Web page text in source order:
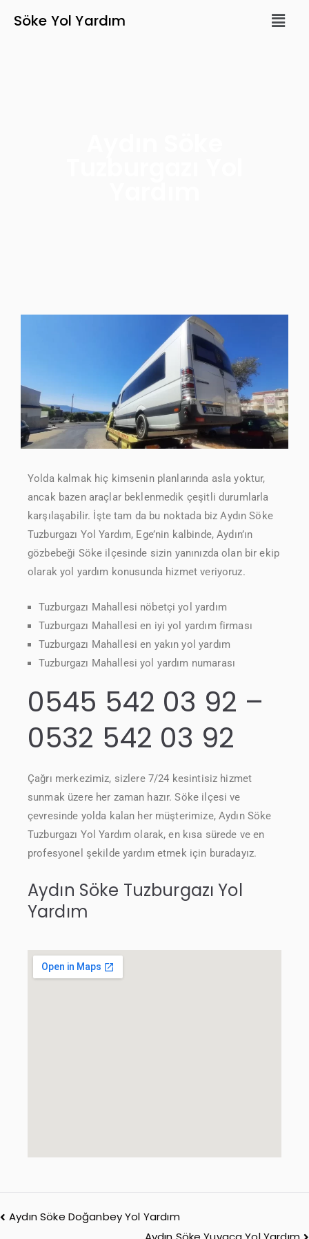
Söke Yol Yardım
Yolda kalmak hiç kimsenin planlarında asla yoktur,
ancak bazen araçlar beklenmedik çeşitli durumlarla
karşılaşabilir. İşte tam da bu noktada biz Aydın Söke
Tuzburgazı Yol Yardım, Ege’nin kalbinde, Aydın’ın
gözbebeği Söke ilçesinde sizin yanınızda olan bir ekip
olarak yol yardım konusunda hizmet veriyoruz.
Tuzburgazı Mahallesi nöbetçi yol yardım
Tuzburgazı Mahallesi en iyi yol yardım firması
Tuzburgazı Mahallesi en yakın yol yardım
Tuzburgazı Mahallesi yol yardım numarası
0545 542 03 92 –
0532 542 03 92
Çağrı merkezimiz, sizlere 7/24 kesintisiz hizmet
sunmak üzere her zaman hazır. Söke ilçesi ve
çevresinde yolda kalan her müşterimize, Aydın Söke
Tuzburgazı Yol Yardım olarak, en kısa sürede ve en
profesyonel şekilde yardım etmek için buradayız.
Aydın Söke Tuzburgazı Yol
Yardım
Aydın Söke Doğanbey Yol Yardım